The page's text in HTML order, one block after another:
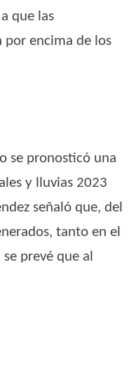
que las
por encima de los
se pronosticó una
y lluvias 2023
señaló que, del
tanto en el
prevé que al